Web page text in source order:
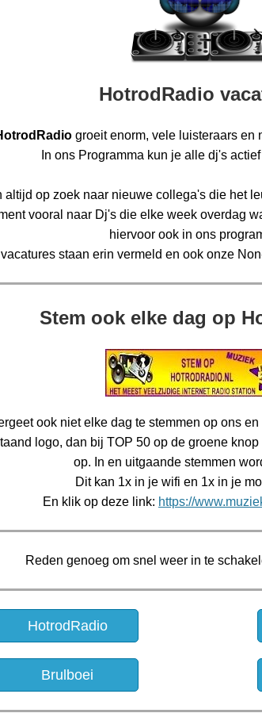
HotrodRadio
groeit enorm, vele luisteraars en
In ons Programma kun je alle dj's
altijd op zoek naar nieuwe collega's die het
vooral naar Dj's die elke week overdag
hiervoor ook in ons
staan erin vermeld en ook onze
Stem ook elke dag op
ook niet elke dag te stemmen op ons
logo, dan bij TOP 50 op de groene
op. In en uitgaande stemmen
Dit kan 1x in je wifi en 1x in je
En klik op deze link: https://
Reden genoeg om snel weer in te
HotrodRadio
Brulboei